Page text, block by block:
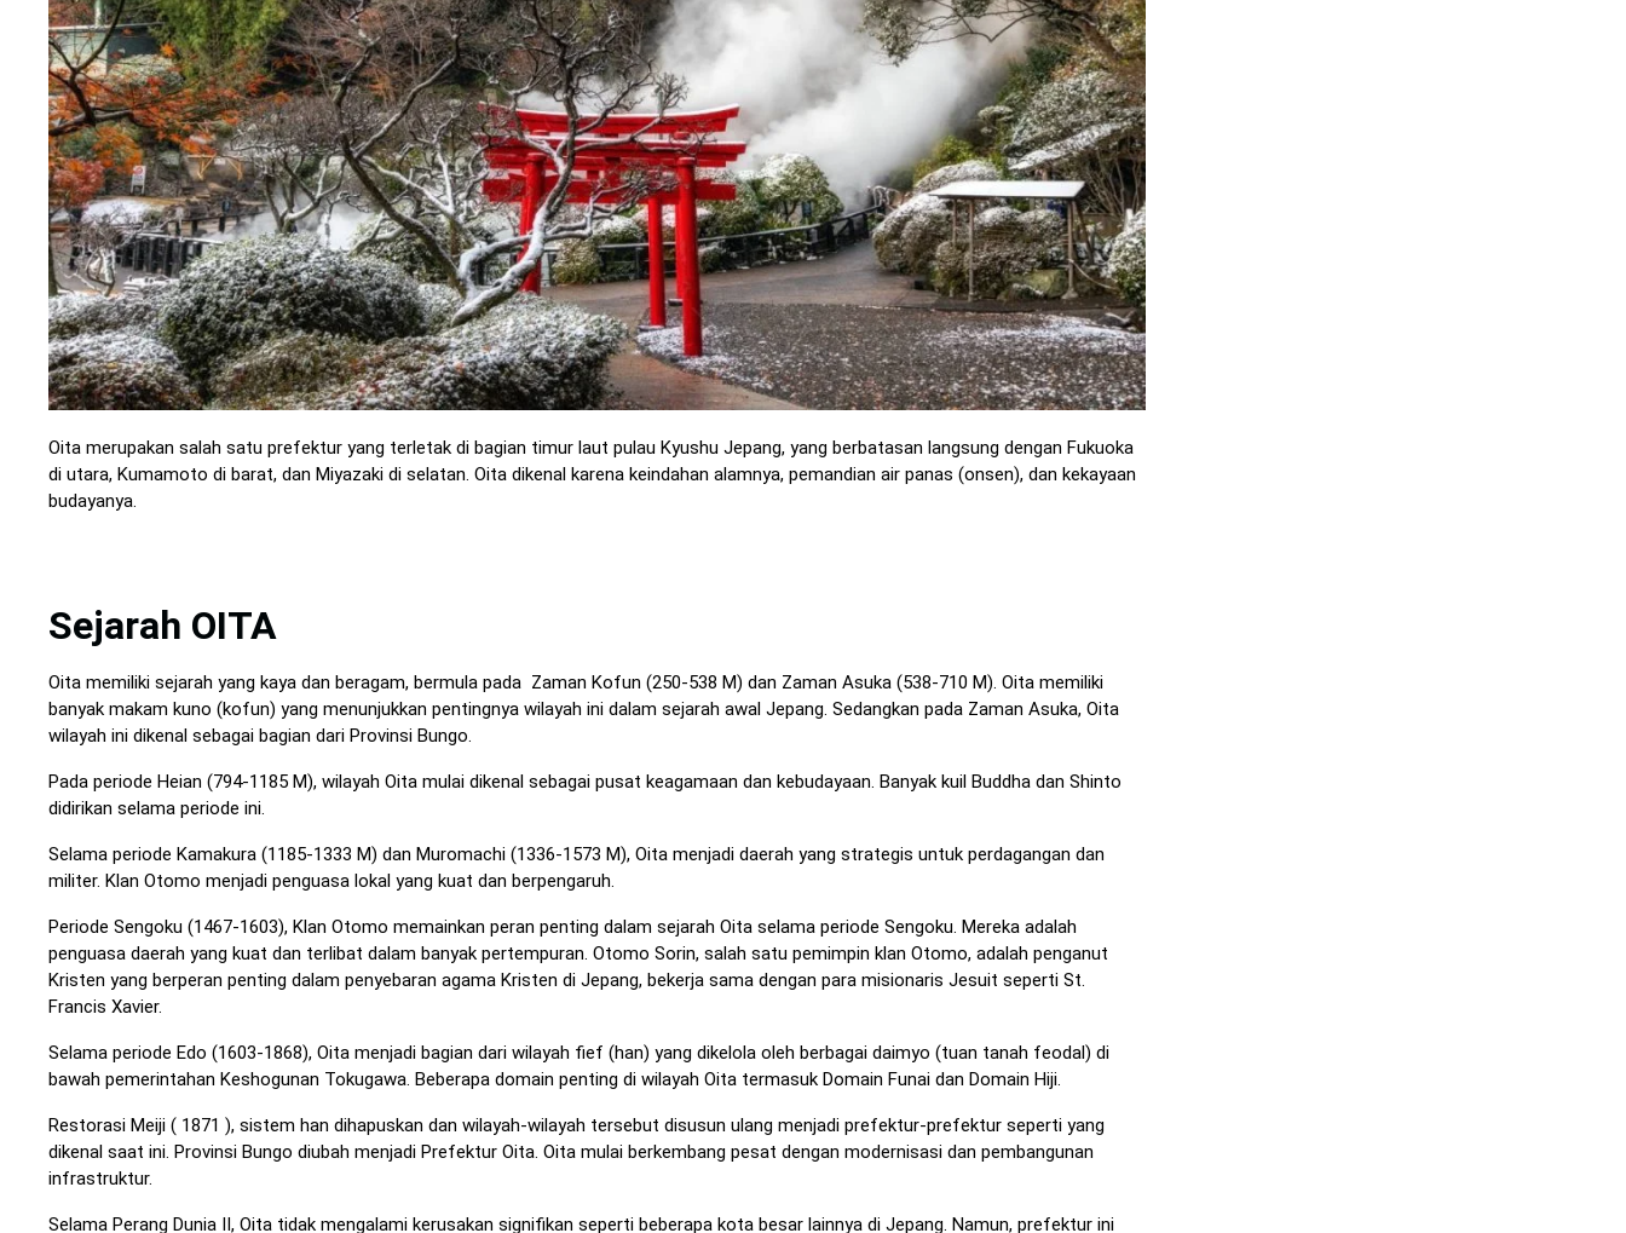
Oita merupakan salah satu prefektur yang terletak di bagian timur laut pulau Kyushu Jepang, yang berbatasan langsung dengan Fukuoka
di utara, Kumamoto di barat, dan Miyazaki di selatan. Oita dikenal karena keindahan alamnya, pemandian air panas (onsen), dan kekayaan
budayanya.
Sejarah OITA
Oita memiliki sejarah yang kaya dan beragam, bermula pada Zaman Kofun (250-538 M) dan Zaman Asuka (538-710 M). Oita memiliki
banyak makam kuno (kofun) yang menunjukkan pentingnya wilayah ini dalam sejarah awal Jepang. Sedangkan pada Zaman Asuka, Oita
wilayah ini dikenal sebagai bagian dari Provinsi Bungo.
Pada periode Heian (794-1185 M), wilayah Oita mulai dikenal sebagai pusat keagamaan dan kebudayaan. Banyak kuil Buddha dan Shinto
didirikan selama periode ini.
Selama periode Kamakura (1185-1333 M) dan Muromachi (1336-1573 M), Oita menjadi daerah yang strategis untuk perdagangan dan
militer. Klan Otomo menjadi penguasa lokal yang kuat dan berpengaruh.
Periode Sengoku (1467-1603), Klan Otomo memainkan peran penting dalam sejarah Oita selama periode Sengoku. Mereka adalah
penguasa daerah yang kuat dan terlibat dalam banyak pertempuran. Otomo Sorin, salah satu pemimpin klan Otomo, adalah penganut
Kristen yang berperan penting dalam penyebaran agama Kristen di Jepang, bekerja sama dengan para misionaris Jesuit seperti St.
Francis Xavier.
Selama periode Edo (1603-1868), Oita menjadi bagian dari wilayah fief (han) yang dikelola oleh berbagai daimyo (tuan tanah feodal) di
bawah pemerintahan Keshogunan Tokugawa. Beberapa domain penting di wilayah Oita termasuk Domain Funai dan Domain Hiji.
Restorasi Meiji ( 1871 ), sistem han dihapuskan dan wilayah-wilayah tersebut disusun ulang menjadi prefektur-prefektur seperti yang
dikenal saat ini. Provinsi Bungo diubah menjadi Prefektur Oita. Oita mulai berkembang pesat dengan modernisasi dan pembangunan
infrastruktur.
Selama Perang Dunia II, Oita tidak mengalami kerusakan signifikan seperti beberapa kota besar lainnya di Jepang. Namun, prefektur ini